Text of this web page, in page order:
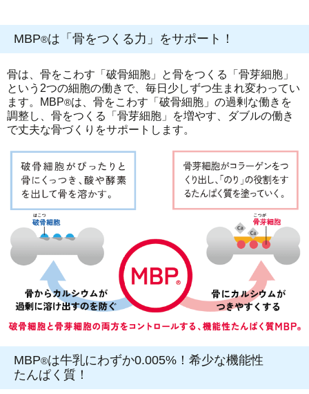
MBP®は「骨をつくる力」をサポート！
骨は、骨をこわす「破骨細胞」と骨をつくる「骨芽細胞」
という2つの細胞の働きで、毎日少しずつ生まれ変わってい
ます。MBP®は、骨をこわす「破骨細胞」の過剰な働きを
調整し、骨をつくる「骨芽細胞」を増やす、ダブルの働き
で丈夫な骨づくりをサポートします。
MBP®は牛乳にわずか0.005%！希少な機能性
たんぱく質！